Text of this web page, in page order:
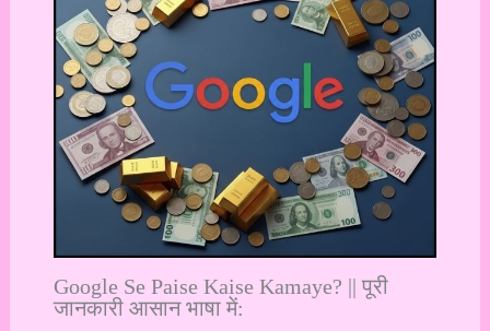
Google Se Paise Kaise Kamaye? || पूरी
जानकारी आसान भाषा में: